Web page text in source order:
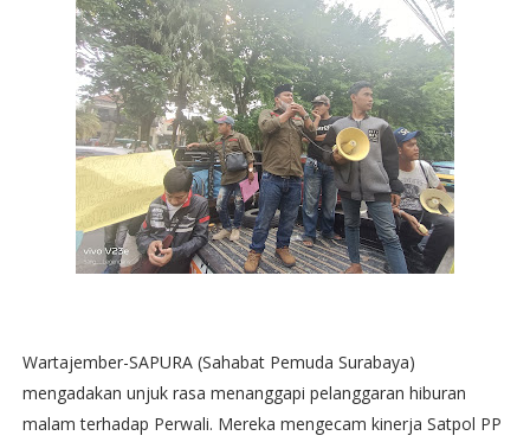
Wartajember-SAPURA (Sahabat Pemuda Surabaya)
mengadakan unjuk rasa menanggapi pelanggaran hiburan
malam terhadap Perwali. Mereka mengecam kinerja Satpol PP